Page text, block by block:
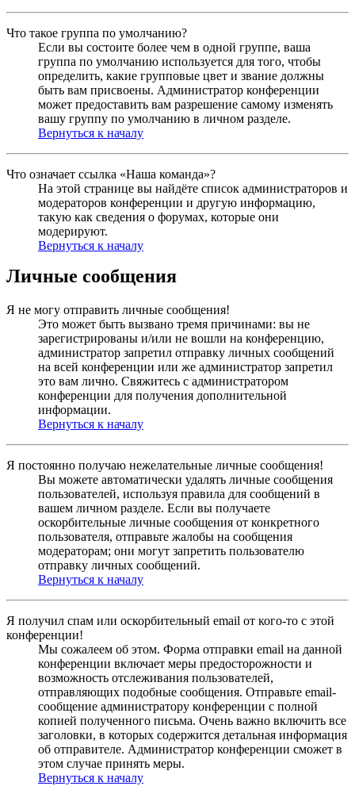
Что такое группа по умолчанию?
Если вы состоите более чем в одной группе, ваша
группа по умолчанию используется для того, чтобы
определить, какие групповые цвет и звание должны
быть вам присвоены. Администратор конференции
может предоставить вам разрешение самому изменять
вашу группу по умолчанию в личном разделе.
Вернуться к началу
Что означает ссылка «Наша команда»?
На этой странице вы найдёте список администраторов и
модераторов конференции и другую информацию,
такую как сведения о форумах, которые они
модерируют.
Вернуться к началу
Личные сообщения
Я не могу отправить личные сообщения!
Это может быть вызвано тремя причинами: вы не
зарегистрированы и/или не вошли на конференцию,
администратор запретил отправку личных сообщений
на всей конференции или же администратор запретил
это вам лично. Свяжитесь с администратором
конференции для получения дополнительной
информации.
Вернуться к началу
Я постоянно получаю нежелательные личные сообщения!
Вы можете автоматически удалять личные сообщения
пользователей, используя правила для сообщений в
вашем личном разделе. Если вы получаете
оскорбительные личные сообщения от конкретного
пользователя, отправьте жалобы на сообщения
модераторам; они могут запретить пользователю
отправку личных сообщений.
Вернуться к началу
Я получил спам или оскорбительный email от кого-то с этой
конференции!
Мы сожалеем об этом. Форма отправки email на данной
конференции включает меры предосторожности и
возможность отслеживания пользователей,
отправляющих подобные сообщения. Отправьте email-
сообщение администратору конференции с полной
копией полученного письма. Очень важно включить все
заголовки, в которых содержится детальная информация
об отправителе. Администратор конференции сможет в
этом случае принять меры.
Вернуться к началу